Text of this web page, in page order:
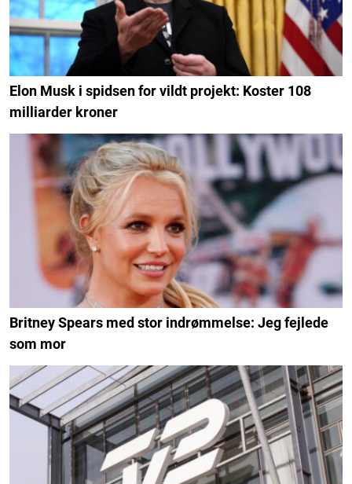
Elon Musk i spidsen for vildt projekt: Koster 108
milliarder kroner
Britney Spears med stor indrømmelse: Jeg fejlede
som mor